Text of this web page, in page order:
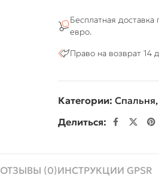
Бесплатная доставка
евро.
Право на возврат 14
Категории: Спальня,
Делиться:
ОТЗЫВЫ (0)ИНСТРУКЦИИ GPSR